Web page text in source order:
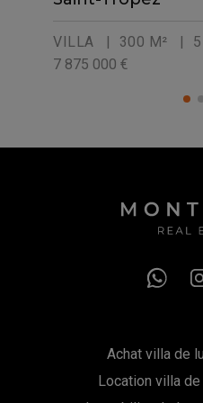
VILLA | 300 M²
| 5
7 875 000 €
Achat villa de
Location villa